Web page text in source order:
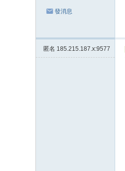
zy
發消息
匿名 185.215.187.x:9577